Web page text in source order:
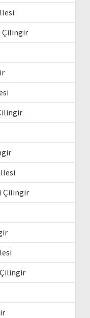
Çilingir
Çilingir